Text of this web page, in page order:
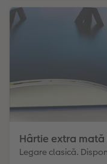
Hârtie extra
Legare clasică.